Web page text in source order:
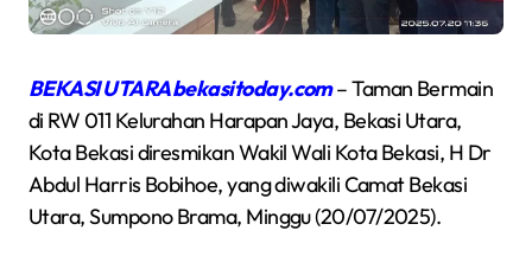
BEKASI UTARA bekasitoday.com– Taman Bermain
di RW 011 Kelurahan Harapan Jaya, Bekasi Utara,
Kota Bekasi diresmikan Wakil Wali Kota Bekasi, H Dr
Abdul Harris Bobihoe, yang diwakili Camat Bekasi
Utara, Sumpono Brama, Minggu (20/07/2025).